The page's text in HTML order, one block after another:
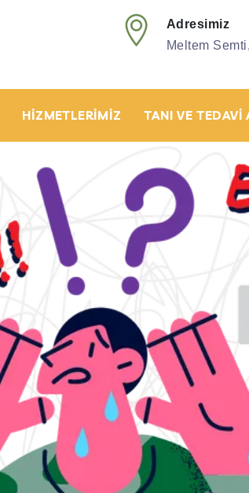
Adresimiz
Meltem
HIZMETLERIMIZ TANI VE TEDAVI